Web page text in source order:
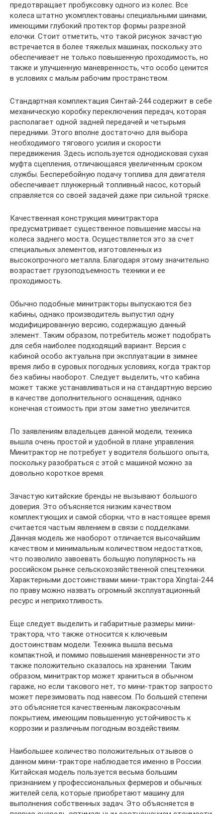
предотвращает пробуксовку одного из колес. Все
колеса штатно укомплектованы специальными шинами,
имеющими глубокий протектор формы разрезной
елочки. Стоит отметить, что такой рисунок зачастую
встречается в более тяжелых машинах, поскольку это
обеспечивает не только повышенную проходимость, но
также и улучшенную маневренность, что особо ценится
в условиях с малым рабочим пространством.
Стандартная комплектация Синтай-244 содержит в себе
механическую коробку переключения передач, которая
располагает одной задней передачей и четырьмя
передними. Этого вполне достаточно для выбора
необходимого тягового усилия и скорости
передвижения. Здесь используется однодисковая сухая
муфта сцепления, отличающаяся увеличенным сроком
службы. Бесперебойную подачу топлива для двигателя
обеспечивает плунжерный топливный насос, который
справляется со своей задачей даже при сильной тряске.
Качественная конструкция минитрактора
предусматривает существенное повышение массы на
колеса заднего моста. Осуществляется это за счет
специальных элементов, изготовленных из
высокопрочного металла. Благодаря этому значительно
возрастает грузоподъемность техники и ее
проходимость.
Обычно подобные минитракторы выпускаются без
кабины, однако производитель выпустил одну
модифицированную версию, содержащую данный
элемент. Таким образом, потребитель может подобрать
для себя наиболее подходящий вариант. Версия с
кабиной особо актуальна при эксплуатации в зимнее
время либо в суровых погодных условиях, когда трактор
без кабины наоборот. Следует выделить, что кабина
может также устанавливаться и на стандартную версию
в качестве дополнительного оснащения, однако
конечная стоимость при этом заметно увеличится.
По заявлениям владельцев данной модели, техника
вышла очень простой и удобной в плане управления.
Минитрактор не потребует у водителя большого опыта,
поскольку разобраться с этой с машиной можно за
довольно короткое время.
Зачастую китайские бренды не вызывают большого
доверия. Это объясняется низким качеством
комплектующих и самой сборки, что в настоящее время
считается частым явлением в связи с подделками.
Данная модель же наоборот отличается высочайшим
качеством и минимальным количеством недостатков,
что позволило завоевать большую популярность на
российском рынке сельскохозяйственной спецтехники.
Характерными достоинствами мини-трактора Xingtai-244
по праву можно назвать огромный эксплуатационный
ресурс и неприхотливость.
Еще следует выделить и габаритные размеры мини-
трактора, что также относится к ключевым
достоинствам модели. Техника вышла весьма
компактной, и помимо повышения маневренности это
также положительно сказалось на хранении. Таким
образом, минитрактор может храниться в обычном
гараже, но если такового нет, то мини-трактор запросто
может перезимовать под навесом. По большей степени
это объясняется качественным лакокрасочным
покрытием, имеющим повышенную устойчивость к
коррозии и различным погодным воздействиям.
Наибольшее количество положительных отзывов о
данном мини-тракторе наблюдается именно в России.
Китайская модель пользуется весьма большим
признанием у профессиональных фермеров и обычных
жителей села, которые приобретают машину для
выполнения собственных задач. Это объясняется в